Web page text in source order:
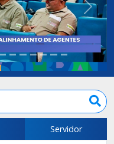
Servidor